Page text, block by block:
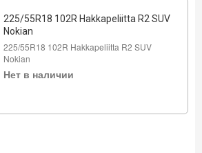
225/55R18 102R Hakkapeliitta R2 SUV
Nokian
225/55R18 102R Hakkapeliitta R2 SUV
Nokian
Нет в наличии